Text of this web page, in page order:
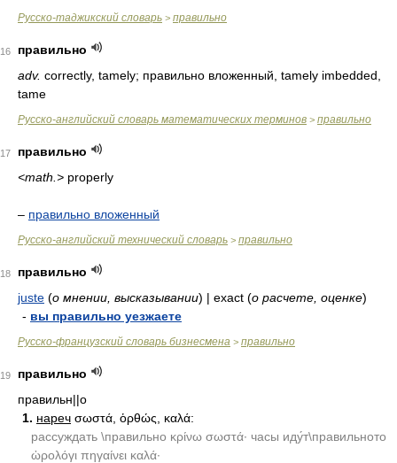
Русско-таджикский словарь > правильно
16
правильно
adv. correctly, tamely; правильно вложенный, tamely imbedded,
tame
Русско-английский словарь математических терминов > правильно
17
правильно
<math.> properly
– правильно вложенный
Русско-английский технический словарь > правильно
18
правильно
juste (о мнении, высказывании) | exact (о расчете, оценке)
- вы правильно уезжаете
Русско-французский словарь бизнесмена > правильно
19
правильно
правильн||о
1. нареч σωστά, ὁρθώς, καλά:
рассуждать \правильно κρίνω σωστά· часы иду́т\правильното
ὠρολόγι πηγαίνει καλά·